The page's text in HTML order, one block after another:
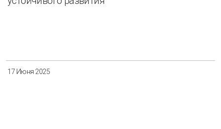
17 Июня 2025